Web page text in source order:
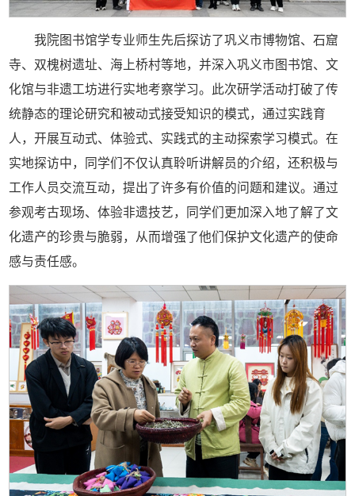
我院图书馆学专业师生先后探访了巩义市博物馆、石窟
寺、双槐树遗址、海上桥村等地，并深入巩义市图书馆、文
化馆与非遗工坊进行实地考察学习。此次研学活动打破了传
统静态的理论研究和被动式接受知识的模式，通过实践育
人，开展互动式、体验式、实践式的主动探索学习模式。在
实地探访中，同学们不仅认真聆听讲解员的介绍，还积极与
工作人员交流互动，提出了许多有价值的问题和建议。通过
参观考古现场、体验非遗技艺，同学们更加深入地了解了文
化遗产的珍贵与脆弱，从而增强了他们保护文化遗产的使命
感与责任感。